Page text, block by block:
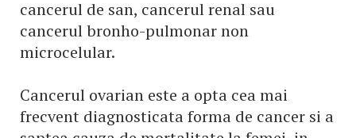
cancerul de san, cancerul renal sau
cancerul bronho-pulmonar non
microcelular.
Cancerul ovarian este a opta cea mai
frecvent diagnosticata forma de cancer si a